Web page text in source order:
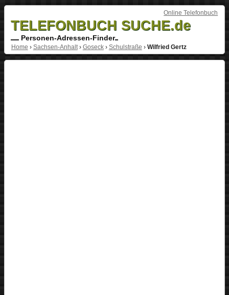
Online Telefonbuch
TELEFONBUCH SUCHE.de
Personen-Adressen-Finder
Home › Sachsen-Anhalt› Goseck› Schulstraße › Wilfried Gertz